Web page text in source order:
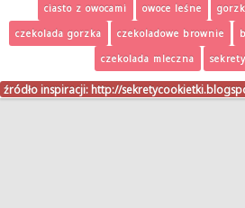
ciasto z owocami
owoce leśne
czekolada gorzka
czekoladowe brownie
czekolada mleczna
źródło inspiracji: http://